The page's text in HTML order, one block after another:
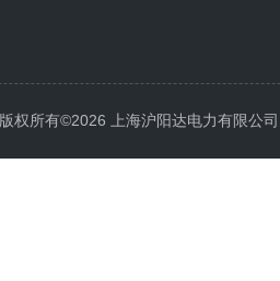
版权所有©2026 上海沪阳达电力有限公